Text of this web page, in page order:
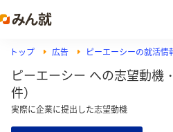
トップ 広告 ピーエーシーの就活情
ピーエーシー への志望動機
件）
実際に企業に提出した志望動機